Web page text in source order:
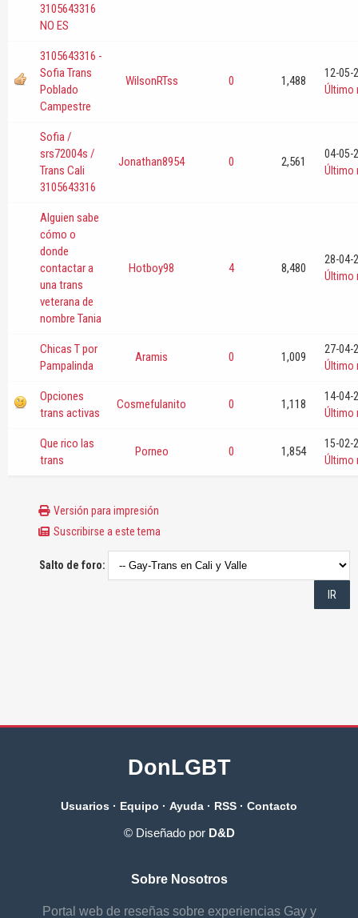
3105643316
NO ES
3105643316 -
Sofia Trans
Poblado
Campestre
WilsonRTss 0 1,488
12-05-
Último
Sofia /
srs72004s /
Trans Cali
3105643316
Jonathan8954 0 2,561
04-05-
Último
Alguien sabe
cómo o
donde
contactar a
una trans
veterana de
nombre Tania
Hotboy98 4 8,480
28-04-
Último
Chicas T por
Pampalinda
Aramis 0 1,009
27-04-
Último
Opciones
trans activas
Cosmefulanito 0 1,118
14-04-
Último
Que rico las
trans
Porneo 0 1,854
15-02-
Último
Versión para impresión
Suscribirse a este tema
Salto de foro:
DonLGBT
Usuarios · Equipo · Ayuda · RSS · Contacto
© Diseñado por D&D
Sobre Nosotros
Portal web de reseñas sobre experiencias Gay y